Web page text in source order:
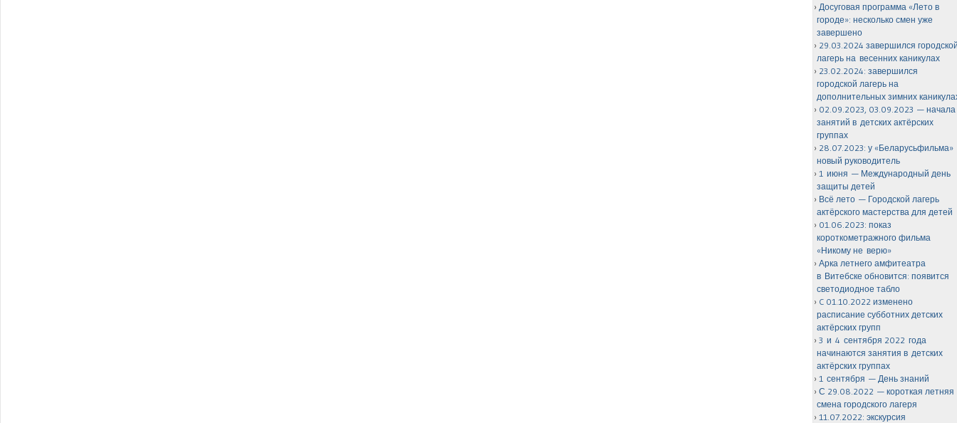
Досуговая программа «Лето в
городе»: несколько смен уже
завершено
29.03.2024 завершился
лагерь на весенних каникулах
23.02.2024: завершился
городской лагерь на
дополнительных зимних
02.09.2023, 03.09.2023 — начала
занятий в детских актёрских
группах
28.07.2023: у «Беларусьфильма»
новый руководитель
1 июня — Международный день
защиты детей
Всё лето — Городской лагерь
актёрского мастерства для детей
01.06.2023: показ
короткометражного фильма
«Никому не верю»
Арка летнего амфитеатра
в Витебске обновится: появится
светодиодное табло
C 01.10.2022 изменено
расписание субботних детских
актёрских групп
3 и 4 сентября 2022 года
начинаются занятия в детских
актёрских группах
1 сентября — День знаний
С 29.08.2022 — короткая летняя
смена городского лагеря
11.07.2022: экскурсия